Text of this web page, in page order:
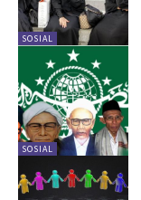
SOSIAL
SOSIAL